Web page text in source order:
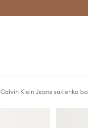
Calvin Klein Jeans sukienka